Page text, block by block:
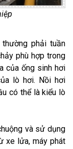
phải tuần
phù hợp trong
của ống sinh hơi
lò hơi. Nồi hơi
có thể là kiểu lò
và sử dụng
xe lửa, máy phát